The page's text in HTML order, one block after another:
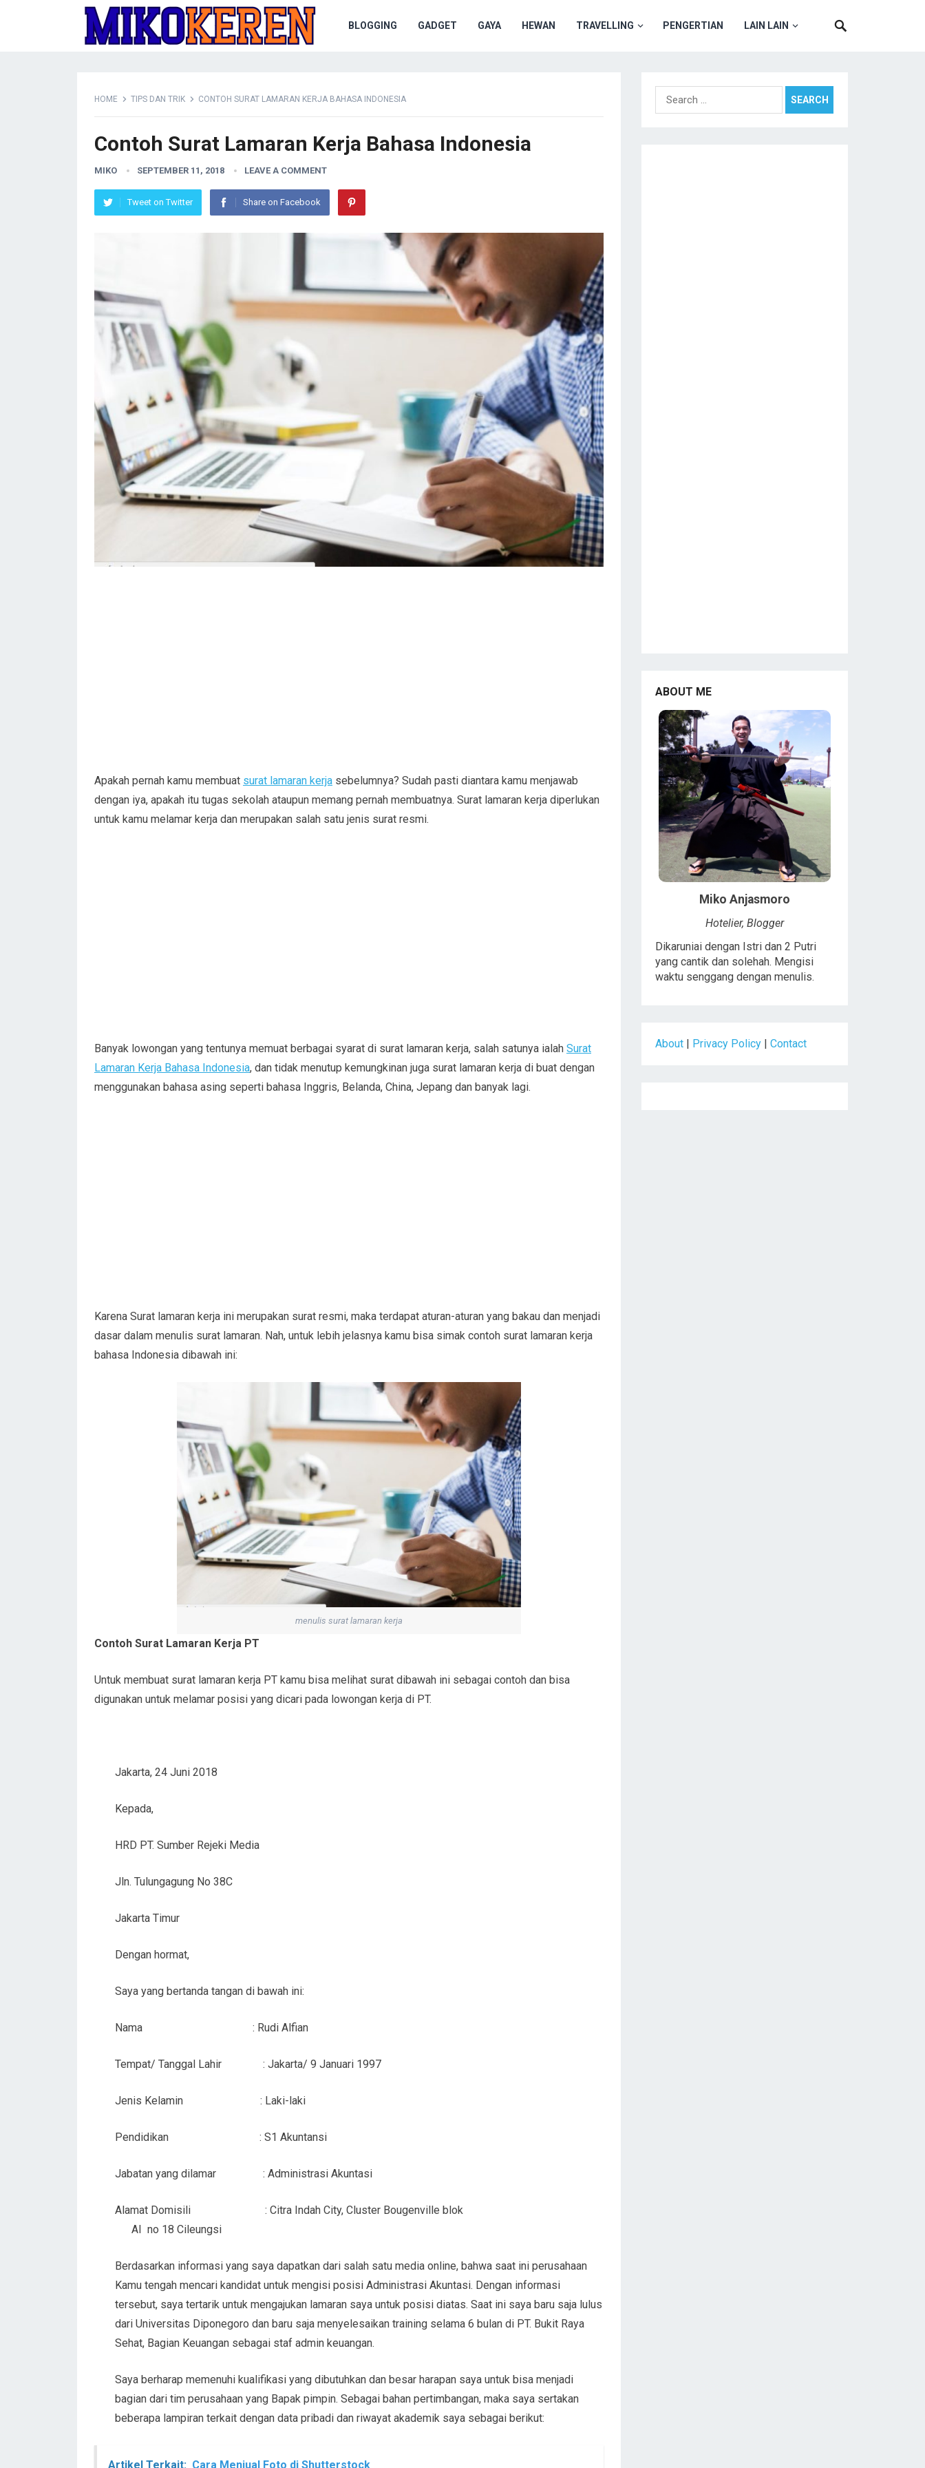
BLOGGING GADGET GAYA HEWAN TRAVELLING PENGERTIAN LAIN LAIN
HOME TIPS DAN TRIK CONTOH SURAT LAMARAN KERJA BAHASA INDONESIA
Contoh Surat Lamaran Kerja Bahasa Indonesia
MIKO SEPTEMBER 11, 2018 LEAVE A COMMENT
Tweet on Twitter Share on Facebook
Apakah pernah kamu membuat surat lamaran kerja sebelumnya? Sudah pasti diantara kamu menjawab
dengan iya, apakah itu tugas sekolah ataupun memang pernah membuatnya. Surat lamaran kerja diperlukan
untuk kamu melamar kerja dan merupakan salah satu jenis surat resmi.
Banyak lowongan yang tentunya memuat berbagai syarat di surat lamaran kerja, salah satunya ialah Surat
Lamaran Kerja Bahasa Indonesia, dan tidak menutup kemungkinan juga surat lamaran kerja di buat dengan
menggunakan bahasa asing seperti bahasa Inggris, Belanda, China, Jepang dan banyak lagi.
Karena Surat lamaran kerja ini merupakan surat resmi, maka terdapat aturan-aturan yang bakau dan menjadi
dasar dalam menulis surat lamaran. Nah, untuk lebih jelasnya kamu bisa simak contoh surat lamaran kerja
bahasa Indonesia dibawah ini:
menulis surat lamaran kerja
Contoh Surat Lamaran Kerja PT
Untuk membuat surat lamaran kerja PT kamu bisa melihat surat dibawah ini sebagai contoh dan bisa
digunakan untuk melamar posisi yang dicari pada lowongan kerja di PT.
Jakarta, 24 Juni 2018
Kepada,
HRD PT. Sumber Rejeki Media
Jln. Tulungagung No 38C
Jakarta Timur
Dengan hormat,
Saya yang bertanda tangan di bawah ini:
Nama : Rudi Alfian
Tempat/ Tanggal Lahir : Jakarta/ 9 Januari 1997
Jenis Kelamin : Laki-laki
Pendidikan : S1 Akuntansi
Jabatan yang dilamar : Administrasi Akuntasi
Alamat Domisili : Citra Indah City, Cluster Bougenville blok
AI no 18 Cileungsi
Berdasarkan informasi yang saya dapatkan dari salah satu media online, bahwa saat ini perusahaan
Kamu tengah mencari kandidat untuk mengisi posisi Administrasi Akuntasi. Dengan informasi
tersebut, saya tertarik untuk mengajukan lamaran saya untuk posisi diatas. Saat ini saya baru saja lulus
dari Universitas Diponegoro dan baru saja menyelesaikan training selama 6 bulan di PT. Bukit Raya
Sehat, Bagian Keuangan sebagai staf admin keuangan.
Saya berharap memenuhi kualifikasi yang dibutuhkan dan besar harapan saya untuk bisa menjadi
bagian dari tim perusahaan yang Bapak pimpin. Sebagai bahan pertimbangan, maka saya sertakan
beberapa lampiran terkait dengan data pribadi dan riwayat akademik saya sebagai berikut:
Artikel Terkait: Cara Menjual Foto di Shutterstock
Search
for:
ABOUT ME
Miko Anjasmoro
Hotelier, Blogger
Dikaruniai dengan Istri dan 2 Putri
yang cantik dan solehah. Mengisi
waktu senggang dengan menulis.
About Privacy Policy Contact